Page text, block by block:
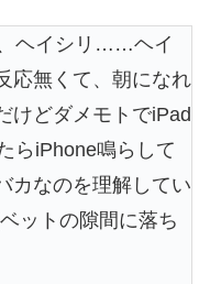
ヘイシリ……ヘイ
無くて、朝になれ
けどダメモトでiPad
らiPhone鳴らして
なのを理解してい
ットの隙間に落ち